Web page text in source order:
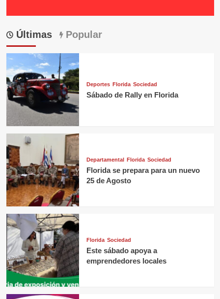
Últimas Popular
Deportes Florida Sociedad
Sábado de Rally en Florida
Departamental Florida Sociedad
Florida se prepara para un nuevo
25 de Agosto
Florida Sociedad
Este sábado apoya a
emprendedores locales